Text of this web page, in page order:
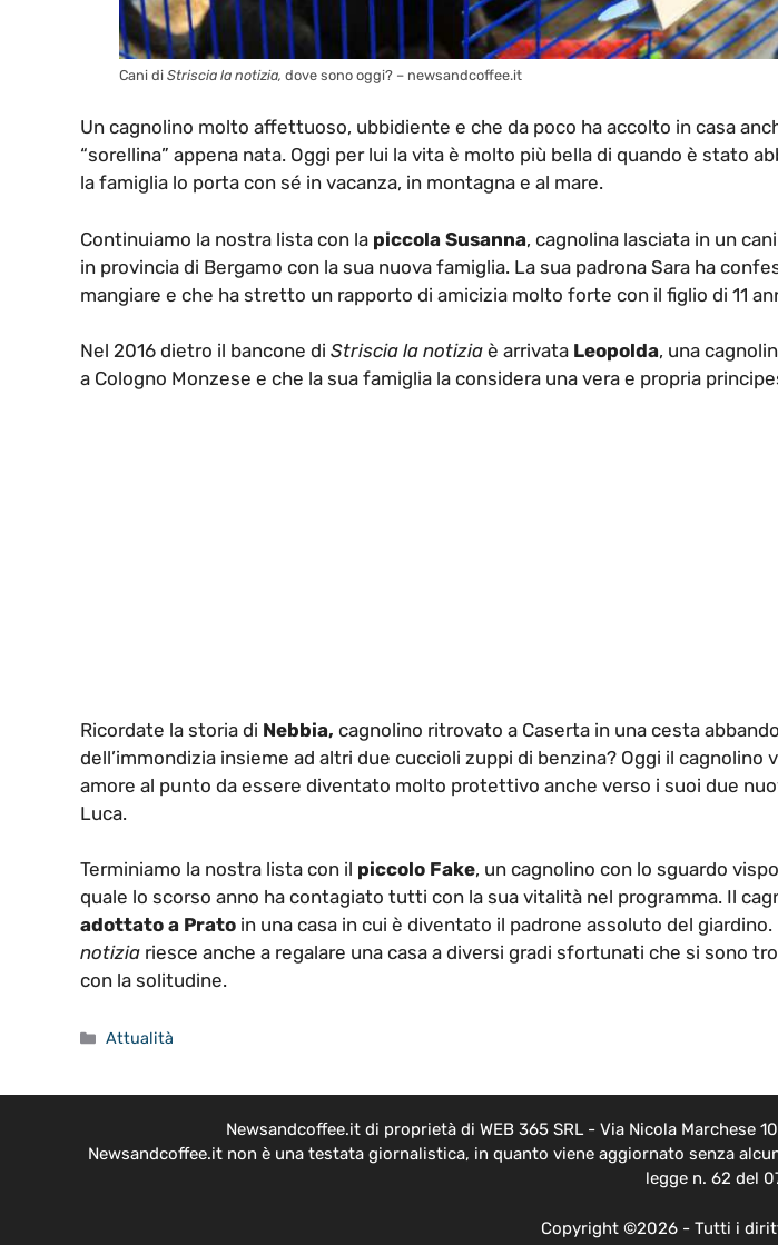
Cani di Striscia la notizia, dove sono oggi? – newsandcoffee.it
Un cagnolino molto affettuoso, ubbidiente e che da poco ha accolto in casa
“sorellina” appena nata. Oggi per lui la vita è molto più bella di quando è stato
la famiglia lo porta con sé in vacanza, in montagna e al mare.
Continuiamo la nostra lista con la piccola Susanna, cagnolina lasciata in un
in provincia di Bergamo con la sua nuova famiglia. La sua padrona Sara ha
mangiare e che ha stretto un rapporto di amicizia molto forte con il figlio di 11
Nel 2016 dietro il bancone di Striscia la notizia è arrivata Leopolda, una
a Cologno Monzese e che la sua famiglia la considera una vera e propria
Ricordate la storia di Nebbia, cagnolino ritrovato a Caserta in una cesta
dell’immondizia insieme ad altri due cuccioli zuppi di benzina? Oggi il cagnolino
amore al punto da essere diventato molto protettivo anche verso i suoi due
Luca.
Terminiamo la nostra lista con il piccolo Fake, un cagnolino con lo sguardo
quale lo scorso anno ha contagiato tutti con la sua vitalità nel programma. Il
adottato a Prato in una casa in cui è diventato il padrone assoluto del giardino.
notizia riesce anche a regalare una casa a diversi gradi sfortunati che si sono
con la solitudine.
Categorie
Attualità
Newsandcoffee.it di proprietà di WEB 365 SRL - Via Nicola Marchese
Newsandcoffee.it non è una testata giornalistica, in quanto viene aggiornato senza
legge n. 62 del
Copyright ©2026 - Tutti i